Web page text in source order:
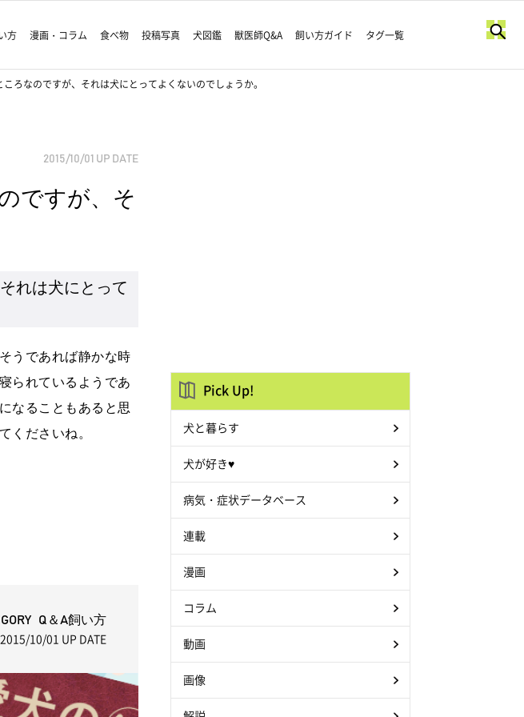
方 漫画・コラム 食べ物 投稿写真 犬図鑑 獣医師Q&A 飼い方ガイド タグ一覧
ろなのですが、それは犬にとってよくないのでしょうか。
2015/10/01 UP DATE
ですが、そ
れは犬にとって
うであれば静かな時
られているようであ
なることもあると思
くださいね。
Q＆A飼い方
2015/10/01 UP DATE
Pick Up!
犬と暮らす
犬が好き♥
病気・症状データベース
連載
漫画
コラム
動画
画像